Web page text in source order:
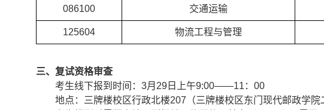
086100 交通运输
125604 物流工程与管理
三、复试资格审查
考生线下报到时间： 3月 29日上午9:00――11 ： 00
地点：三牌楼校区行政北楼207 （三牌楼校区东门现代邮政学院